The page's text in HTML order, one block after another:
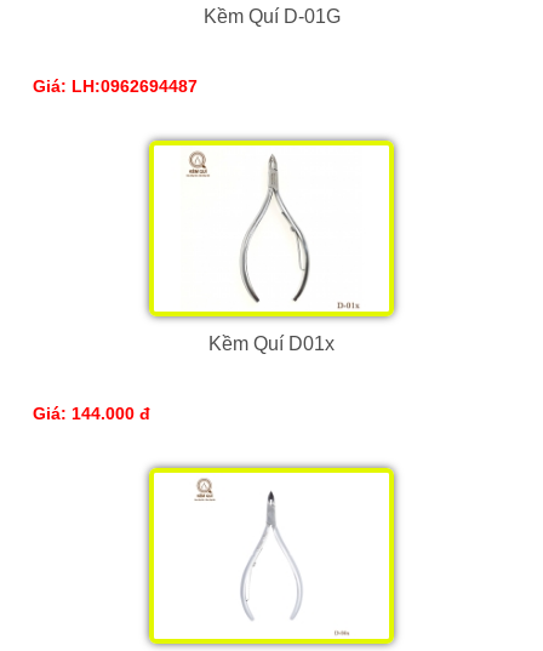
Kềm Quí D-01G
Giá: LH:0962694487
Kềm Quí D01x
Giá: 144.000 đ